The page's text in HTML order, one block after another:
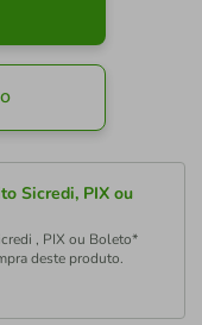
Sicredi, PIX ou
, PIX ou Boleto*
deste produto.